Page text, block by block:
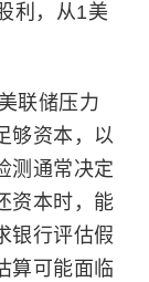
利，从1美
联储压力
够资本，以
测通常决定
资本时，能
银行评估假
算可能面临